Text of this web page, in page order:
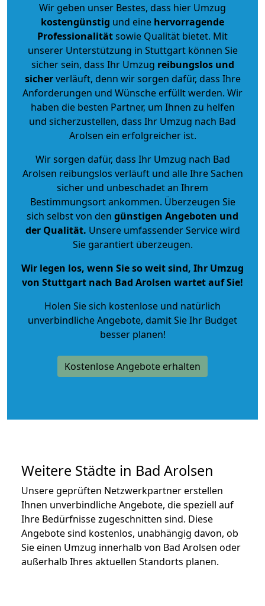
Wir geben unser Bestes, dass hier Umzug
kostengünstig und eine hervorragende
Professionalitätsowie Qualität bietet. Mit
unserer Unterstützung in Stuttgart können Sie
sicher sein, dass Ihr Umzug reibungslos und
sicherverläuft, denn wir sorgen dafür, dass Ihre
Anforderungen und Wünsche erfüllt werden. Wir
haben die besten Partner, um Ihnen zu helfen
und sicherzustellen, dass Ihr Umzug nach Bad
Arolsen ein erfolgreicher ist.
Wir sorgen dafür, dass Ihr Umzug nach Bad
Arolsen reibungslos verläuft und alle Ihre Sachen
sicher und unbeschadet an Ihrem
Bestimmungsort ankommen. Überzeugen Sie
sich selbst von den günstigen Angeboten und
der Qualität. Unsere umfassender Service wird
Sie garantiert überzeugen.
Wir legen los, wenn Sie so weit sind, Ihr Umzug
von Stuttgart nach Bad Arolsen wartet auf Sie!
Holen Sie sich kostenlose und natürlich
unverbindliche Angebote, damit Sie Ihr Budget
besser planen!
Kostenlose Angebote erhalten
Weitere Städte in Bad Arolsen
Unsere geprüften Netzwerkpartner erstellen
Ihnen unverbindliche Angebote, die speziell auf
Ihre Bedürfnisse zugeschnitten sind. Diese
Angebote sind kostenlos, unabhängig davon, ob
Sie einen Umzug innerhalb von Bad Arolsen oder
außerhalb Ihres aktuellen Standorts planen.